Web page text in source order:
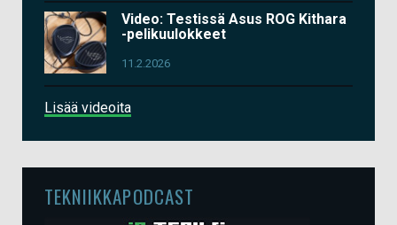
Video: Testissä Asus ROG Kithara
-pelikuulokkeet
11.2.2026
Lisää videoita
TEKNIIKKAPODCAST